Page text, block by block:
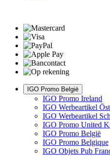
IGO Promo België
IGO Promo Ireland
IGO Werbeartikel
IGO Werbeartikel
IGO Promo United
IGO Promo België
IGO Promo Belgique
IGO Objets Pub